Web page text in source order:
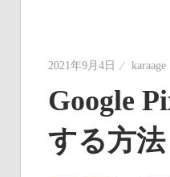
へ
発
2021年9月4日 karaage
Google
する方法